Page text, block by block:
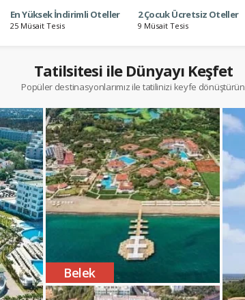
En Yüksek İndirimli Oteller
25 Müsait Tesis
2 Çocuk Ücretsiz Oteller
9 Müsait Tesis
Tatilsitesi ile Dünyayı Keşfet
Popüler destinasyonlarımız ile tatilinizi keyfe dönüştürün
Belek